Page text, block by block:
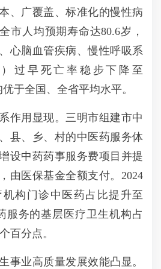
、广覆盖、标准化的慢性病
市人均预期寿命达80.6岁，
心脑血管疾病、慢性呼吸系
过早死亡率稳步下降至
于全国、全省平均水平。
作用显现。三明市组建市中
县、乡、村的中医药服务体
设中药药事服务费项目并提
由医保基金全额支付。2024
构门诊中医药占比提升至
服务的基层医疗卫生机构占
百分点。
事业高质量发展效能凸显。